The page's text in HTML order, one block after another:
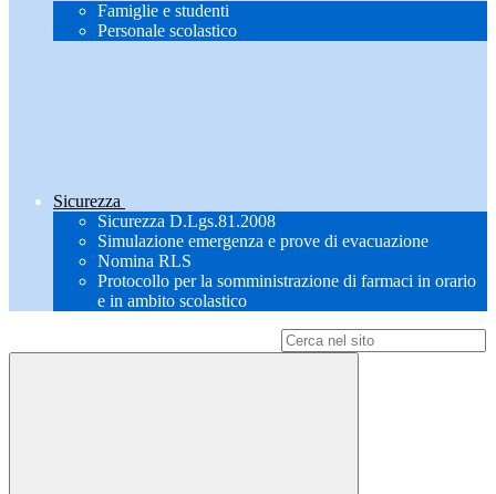
Famiglie e studenti
Personale scolastico
Sicurezza
Sicurezza D.Lgs.81.2008
Simulazione emergenza e prove di evacuazione
Nomina RLS
Protocollo per la somministrazione di farmaci in orario
e in ambito scolastico